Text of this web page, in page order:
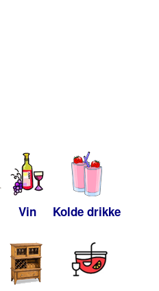
Vin Kolde drikke